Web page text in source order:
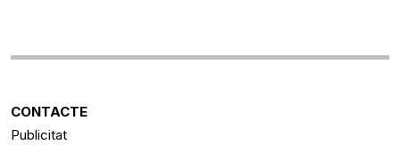
CONTACTE
Publicitat